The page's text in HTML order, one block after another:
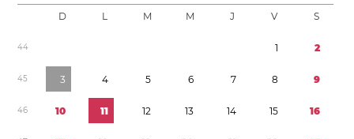
D L M M J V S
44 1 2
45 3 4 5 6 7 8 9
46 10 11 12 13 14 15 16